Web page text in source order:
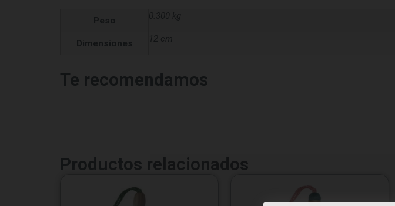
Dimensiones 12 cm
Te recomendamos
Productos relacionados